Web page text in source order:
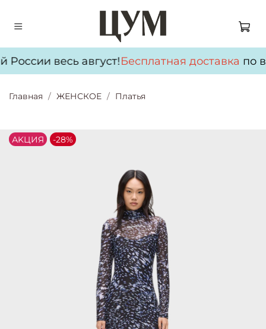
России весь август!Бесплатная доставкапо
Главная ЖЕНСКОЕ Платья
АKЦИЯ -28%